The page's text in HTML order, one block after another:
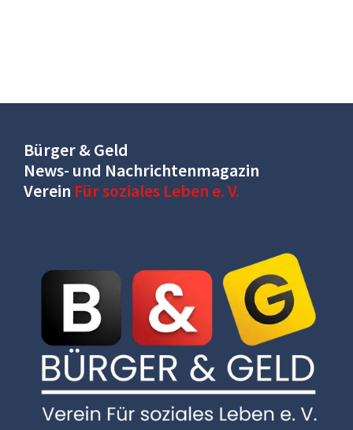
Bürger & Geld
News- und Nachrichtenmagazin
Verein Für soziales Leben e. V.